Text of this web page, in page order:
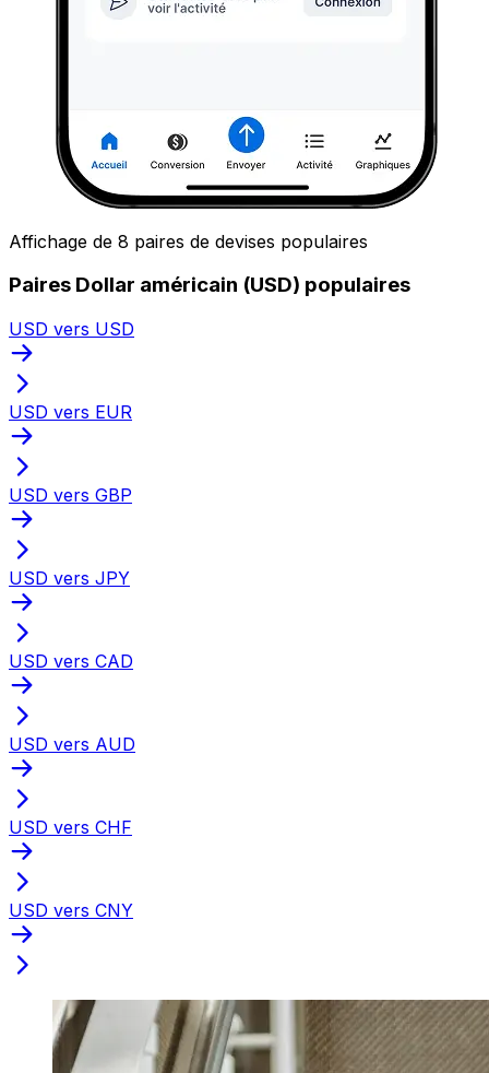
Affichage de 8 paires de devises populaires
Paires Dollar américain (USD) populaires
USD vers USD
USD vers EUR
USD vers GBP
USD vers JPY
USD vers CAD
USD vers AUD
USD vers CHF
USD vers CNY